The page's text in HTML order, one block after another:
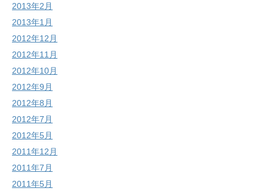
2013年2月
2013年1月
2012年12月
2012年11月
2012年10月
2012年9月
2012年8月
2012年7月
2012年5月
2011年12月
2011年7月
2011年5月